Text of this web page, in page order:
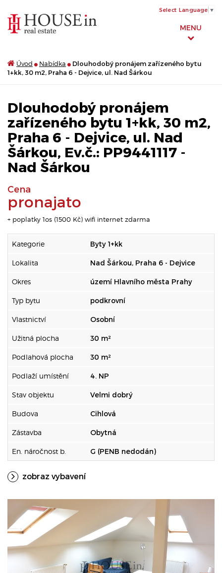
MENU
Select Language ▼
Úvod Nabídka
Dlouhodobý pronájem zařízeného bytu
1+kk, 30 m2, Praha 6 - Dejvice, ul. Nad Šárkou
Dlouhodobý pronájem
zařízeného bytu 1+kk, 30 m2,
Praha 6 - Dejvice, ul. Nad
Šárkou, Ev.č.: PP9441117 -
Nad Šárkou
Cena
pronajato
+ poplatky 1os (1500 Kč) wifi internet zdarma
Kategorie Byty 1+kk
Lokalita Nad Šárkou, Praha 6 - Dejvice
Okres území Hlavního města Prahy
Typ bytu podkrovní
Vlastnictví Osobní
Užitná plocha 30 m²
Podlahová plocha 30 m²
Podlaží umístění 4. NP
Stav objektu Velmi dobrý
Budova Cihlová
Zástavba Obytná
En. náročnost b. G (PENB nedodán)
zobraz vybavení